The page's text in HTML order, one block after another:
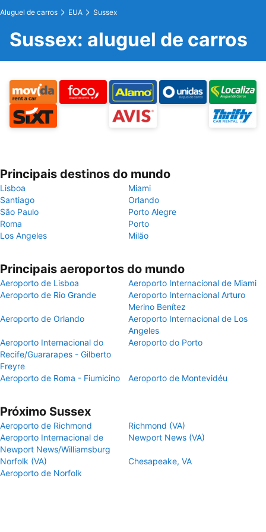
Aluguel de carros EUA Sussex
Sussex: aluguel de carros
Principais destinos do mundo
Lisboa
Miami
Santiago
Orlando
São Paulo
Porto Alegre
Roma
Porto
Los Angeles
Milão
Principais aeroportos do mundo
Aeroporto de Lisboa
Aeroporto Internacional de Miami
Aeroporto de Rio Grande
Aeroporto Internacional Arturo
Merino Benítez
Aeroporto de Orlando
Aeroporto Internacional de Los
Angeles
Aeroporto Internacional do
Recife/Guararapes - Gilberto
Freyre
Aeroporto do Porto
Aeroporto de Roma - Fiumicino Aeroporto de Montevidéu
Próximo Sussex
Aeroporto de Richmond
Richmond (VA)
Aeroporto Internacional de
Newport News/Williamsburg
Newport News (VA)
Norfolk (VA)
Chesapeake, VA
Aeroporto de Norfolk